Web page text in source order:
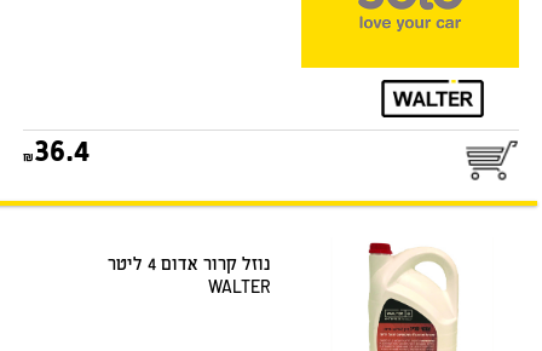
36.4
נוזל קרור אדום 4 ליטר
WALTER